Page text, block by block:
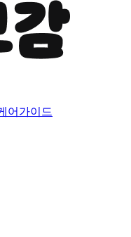
어가이드